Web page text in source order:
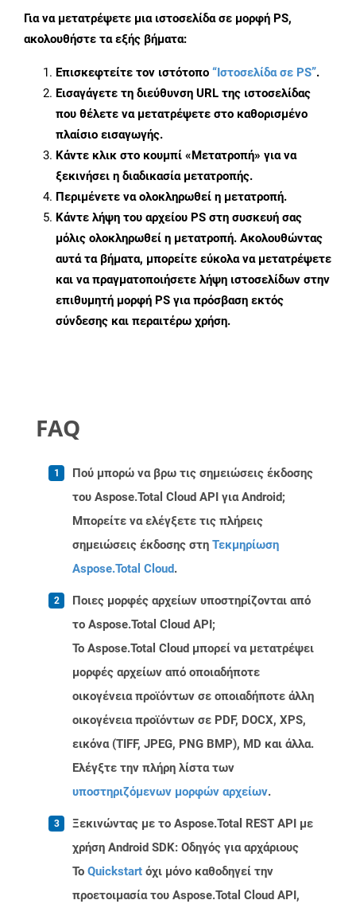
Για να μετατρέψετε μια ιστοσελίδα σε μορφή PS,
ακολουθήστε τα εξής βήματα:
Επισκεφτείτε τον ιστότοπο “Ιστοσελίδα σε PS”.
Εισαγάγετε τη διεύθυνση URL της ιστοσελίδας
που θέλετε να μετατρέψετε στο καθορισμένο
πλαίσιο εισαγωγής.
Κάντε κλικ στο κουμπί «Μετατροπή» για να
ξεκινήσει η διαδικασία μετατροπής.
Περιμένετε να ολοκληρωθεί η μετατροπή.
Κάντε λήψη του αρχείου PS στη συσκευή σας
μόλις ολοκληρωθεί η μετατροπή. Ακολουθώντας
αυτά τα βήματα, μπορείτε εύκολα να μετατρέψετε
και να πραγματοποιήσετε λήψη ιστοσελίδων στην
επιθυμητή μορφή PS για πρόσβαση εκτός
σύνδεσης και περαιτέρω χρήση.
FAQ
Πού μπορώ να βρω τις σημειώσεις έκδοσης
του Aspose.Total Cloud API για Android;
Μπορείτε να ελέγξετε τις πλήρεις
σημειώσεις έκδοσης στη Τεκμηρίωση
Aspose.Total Cloud.
Ποιες μορφές αρχείων υποστηρίζονται από
το Aspose.Total Cloud API;
Το Aspose.Total Cloud μπορεί να μετατρέψει
μορφές αρχείων από οποιαδήποτε
οικογένεια προϊόντων σε οποιαδήποτε άλλη
οικογένεια προϊόντων σε PDF, DOCX, XPS,
εικόνα (TIFF, JPEG, PNG BMP), MD και άλλα.
Ελέγξτε την πλήρη λίστα των
υποστηριζόμενων μορφών αρχείων.
Ξεκινώντας με το Aspose.Total REST API με
χρήση Android SDK: Οδηγός για αρχάριους
Το Quickstart όχι μόνο καθοδηγεί την
προετοιμασία του Aspose.Total Cloud API,